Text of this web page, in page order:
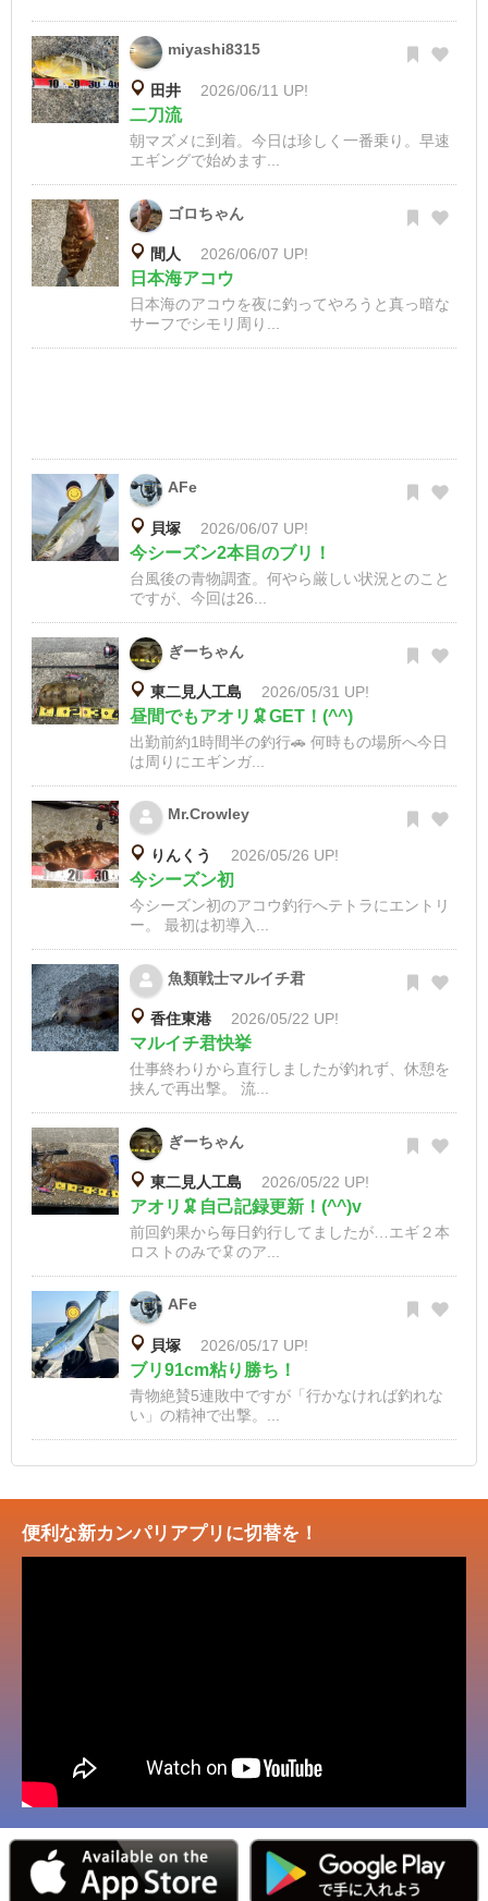
miyashi8315
田井 2026/06/11 UP!
二刀流
朝マズメに到着。今日は珍しく一番乗り。早速
エギングで始めます...
ゴロちゃん
間人 2026/06/07 UP!
日本海アコウ
日本海のアコウを夜に釣ってやろうと真っ暗な
サーフでシモリ周り...
AFe
貝塚 2026/06/07 UP!
今シーズン2本目のブリ！
台風後の青物調査。何やら厳しい状況とのこと
ですが、今回は26...
ぎーちゃん
東二見人工島 2026/05/31 UP!
昼間でもアオリ🦑GET！(^^)
出勤前約1時間半の釣行🚗 何時もの場所へ今日
は周りにエギンガ...
Mr.Crowley
りんくう 2026/05/26 UP!
今シーズン初
今シーズン初のアコウ釣行へテトラにエントリ
ー。 最初は初導入...
魚類戦士マルイチ君
香住東港 2026/05/22 UP!
マルイチ君快挙
仕事終わりから直行しましたが釣れず、休憩を
挟んで再出撃。 流...
ぎーちゃん
東二見人工島 2026/05/22 UP!
アオリ🦑自己記録更新！(^^)v
前回釣果から毎日釣行してましたが…エギ２本
ロストのみで🦑のア...
AFe
貝塚 2026/05/17 UP!
ブリ91cm粘り勝ち！
青物絶賛5連敗中ですが「行かなければ釣れな
い」の精神で出撃。...
便利な新カンパリアプリに切替を！